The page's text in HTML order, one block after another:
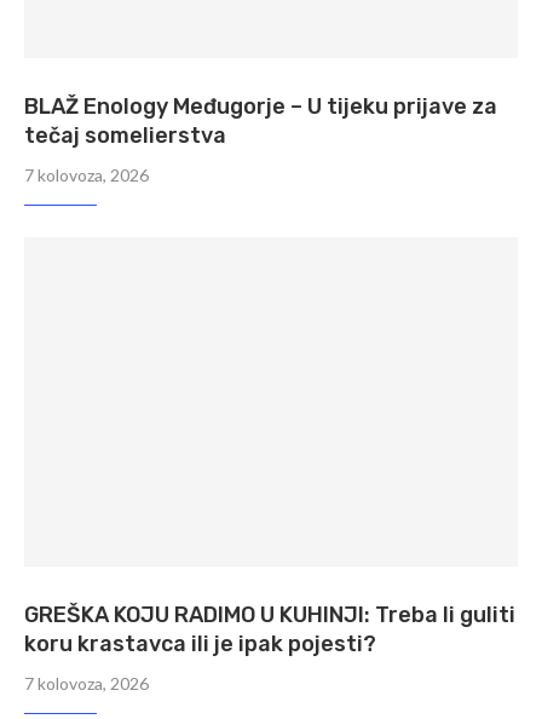
BLAŽ Enology Međugorje – U tijeku prijave za
tečaj somelierstva
7 kolovoza, 2026
GREŠKA KOJU RADIMO U KUHINJI: Treba li guliti
koru krastavca ili je ipak pojesti?
7 kolovoza, 2026